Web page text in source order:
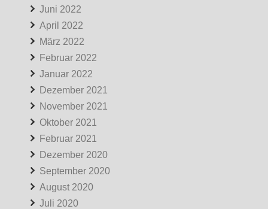
Juni 2022
April 2022
März 2022
Februar 2022
Januar 2022
Dezember 2021
November 2021
Oktober 2021
Februar 2021
Dezember 2020
September 2020
August 2020
Juli 2020